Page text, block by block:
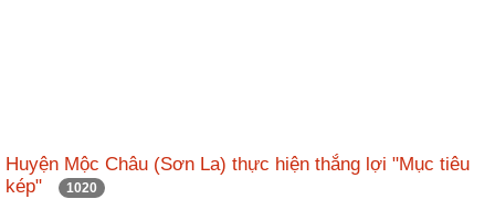
Huyện Mộc Châu (Sơn La) thực hiện thắng lợi "Mục tiêu
kép"
1020